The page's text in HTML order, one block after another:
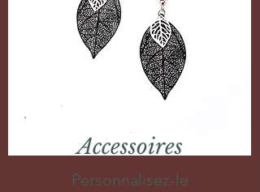
Accessoires
Personnalisez-le